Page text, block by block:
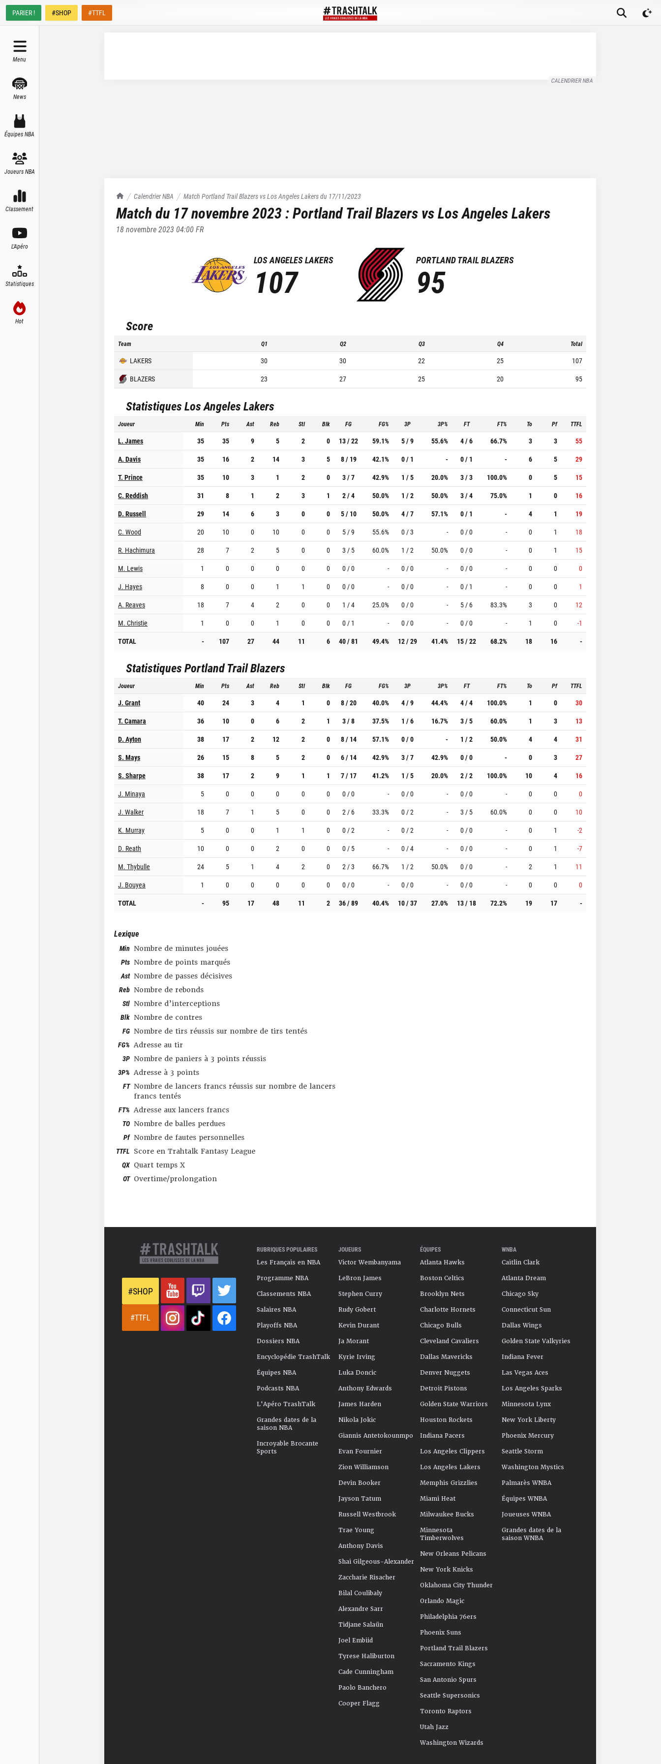
PARIER ! #SHOP #TTFL
Menu
News
Équipes NBA
Joueurs NBA
Classement
L'Apéro
Statistiques
Hot
CALENDRIER NBA
TrashTalk Actu NBA
Calendrier NBA Match Portland Trail Blazers vsLos Angeles Lakersdu 17/11/2023
Match du 17 novembre 2023:Portland Trail Blazers vsLos Angeles Lakers
18 novembre 2023 04:00FR
LOS ANGELES LAKERS
107
PORTLAND TRAIL BLAZERS
95
Score
Team Q1 Q2 Q3 Q4 Total
LAKERS 30 30 22 25
107
BLAZERS
23 27 25 20 95
StatistiquesLos Angeles Lakers
Joueur Min Pts Ast Reb Stl Blk FG FG% 3P 3P% FT FT% To Pf TTFL
L. James 35 35 9 5 2 0 13 / 22 59.1% 5 / 9 55.6% 4 / 6 66.7% 3 3
55
A. Davis
35 16 2 14 3 5 8 / 19 42.1% 0 / 1 - 0 / 1 - 6 5
29
T. Prince
35 10 3 1 2 0 3 / 7 42.9% 1 / 5 20.0% 3 / 3 100.0% 0 5
15
C. Reddish
31 8 1 2 3 1 2 / 4 50.0% 1 / 2 50.0% 3 / 4 75.0% 1 0
16
D. Russell
29 14 6 3 0 0 5 / 10 50.0% 4 / 7 57.1% 0 / 1 - 4 1
19
C. Wood
20 10 0 10 0 0 5 / 9 55.6% 0 / 3 - 0 / 0 - 0 1
18
R. Hachimura
28 7 2 5 0 0 3 / 5 60.0% 1 / 2 50.0% 0 / 0 - 0 1
15
M. Lewis
1 0 0 0 0 0 0 / 0 - 0 / 0 - 0 / 0 - 0 0
0
J. Hayes
8 0 0 1 1 0 0 / 0 - 0 / 0 - 0 / 1 - 0 0
1
A. Reaves
18 7 4 2 0 0 1 / 4 25.0% 0 / 0 - 5 / 6 83.3% 3 0
12
M. Christie
1 0 0 1 0 0 0 / 1 - 0 / 0 - 0 / 0 - 1 0
-1
TOTAL
- 107 27 44 11 6 40 / 81 49.4% 12 / 29 41.4% 15 / 22 68.2% 18 16 -
StatistiquesPortland Trail Blazers
Joueur Min Pts Ast Reb Stl Blk FG FG% 3P 3P% FT FT% To Pf TTFL
J. Grant 40 24 3 4 1 0 8 / 20 40.0% 4 / 9 44.4% 4 / 4 100.0% 1 0
30
T. Camara
36 10 0 6 2 1 3 / 8 37.5% 1 / 6 16.7% 3 / 5 60.0% 1 3
13
D. Ayton
38 17 2 12 2 0 8 / 14 57.1% 0 / 0 - 1 / 2 50.0% 4 4
31
S. Mays
26 15 8 5 2 0 6 / 14 42.9% 3 / 7 42.9% 0 / 0 - 0 3
27
S. Sharpe
38 17 2 9 1 1 7 / 17 41.2% 1 / 5 20.0% 2 / 2 100.0% 10 4
16
J. Minaya
5 0 0 0 0 0 0 / 0 - 0 / 0 - 0 / 0 - 0 0
0
J. Walker
18 7 1 5 0 0 2 / 6 33.3% 0 / 2 - 3 / 5 60.0% 0 0
10
K. Murray
5 0 0 1 1 0 0 / 2 - 0 / 2 - 0 / 0 - 0 1
-2
D. Reath
10 0 0 2 0 0 0 / 5 - 0 / 4 - 0 / 0 - 0 1
-7
M. Thybulle
24 5 1 4 2 0 2 / 3 66.7% 1 / 2 50.0% 0 / 0 - 2 1
11
J. Bouyea
1 0 0 0 0 0 0 / 0 - 0 / 0 - 0 / 0 - 0 0
0
TOTAL
- 95 17 48 11 2 36 / 89 40.4% 10 / 37 27.0% 13 / 18 72.2% 19 17 -
Lexique
Min Nombre de minutes jouées
Pts Nombre de points marqués
Ast Nombre de passes décisives
Reb Nombre de rebonds
Stl Nombre d’interceptions
Blk Nombre de contres
FG Nombre de tirs réussis sur nombre de tirs tentés
FG% Adresse au tir
3P Nombre de paniers à 3 points réussis
3P% Adresse à 3 points
FT Nombre de lancers francs réussis sur nombre de lancers
francs tentés
FT% Adresse aux lancers francs
TO Nombre de balles perdues
Pf Nombre de fautes personnelles
TTFL Score en Trahtalk Fantasy League
QX Quart temps X
OT Overtime/prolongation
#SHOP
#TTFL
RUBRIQUES POPULAIRES
Les Français en NBA
Programme NBA
Classements NBA
Salaires NBA
Playoffs NBA
Dossiers NBA
Encyclopédie TrashTalk
Équipes NBA
Podcasts NBA
L'Apéro TrashTalk
Grandes dates de la
saison NBA
Incroyable Brocante
Sports
JOUEURS
Victor Wembanyama
LeBron James
Stephen Curry
Rudy Gobert
Kevin Durant
Ja Morant
Kyrie Irving
Luka Doncic
Anthony Edwards
James Harden
Nikola Jokic
Giannis Antetokounmpo
Evan Fournier
Zion Williamson
Devin Booker
Jayson Tatum
Russell Westbrook
Trae Young
Anthony Davis
Shai Gilgeous-Alexander
Zaccharie Risacher
Bilal Coulibaly
Alexandre Sarr
Tidjane Salaün
Joel Embiid
Tyrese Haliburton
Cade Cunningham
Paolo Banchero
Cooper Flagg
ÉQUIPES
Atlanta Hawks
Boston Celtics
Brooklyn Nets
Charlotte Hornets
Chicago Bulls
Cleveland Cavaliers
Dallas Mavericks
Denver Nuggets
Detroit Pistons
Golden State Warriors
Houston Rockets
Indiana Pacers
Los Angeles Clippers
Los Angeles Lakers
Memphis Grizzlies
Miami Heat
Milwaukee Bucks
Minnesota
Timberwolves
New Orleans Pelicans
New York Knicks
Oklahoma City Thunder
Orlando Magic
Philadelphia 76ers
Phoenix Suns
Portland Trail Blazers
Sacramento Kings
San Antonio Spurs
Seattle Supersonics
Toronto Raptors
Utah Jazz
Washington Wizards
WNBA
Caitlin Clark
Atlanta Dream
Chicago Sky
Connecticut Sun
Dallas Wings
Golden State Valkyries
Indiana Fever
Las Vegas Aces
Los Angeles Sparks
Minnesota Lynx
New York Liberty
Phoenix Mercury
Seattle Storm
Washington Mystics
Palmarès WNBA
Équipes WNBA
Joueuses WNBA
Grandes dates de la
saison WNBA